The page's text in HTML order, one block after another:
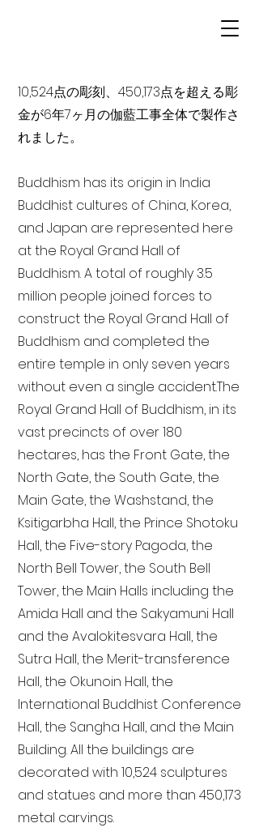
10,524点の彫刻、450,173点を超える彫
金が6年7ヶ月の伽藍工事全体で製作さ
れました。
Buddhism has its origin in India
Buddhist cultures of China, Korea,
and Japan are represented here
at the Royal Grand Hall of
Buddhism. A total of roughly 3.5
million people joined forces to
construct the Royal Grand Hall of
Buddhism and completed the
entire temple in only seven years
without even a single accident. The
Royal Grand Hall of Buddhism, in its
vast precincts of over 180
hectares, has the Front Gate, the
North Gate, the South Gate, the
Main Gate, the Washstand, the
Ksitigarbha Hall, the Prince Shotoku
Hall, the Five-story Pagoda, the
North Bell Tower, the South Bell
Tower, the Main Halls including the
Amida Hall and the Sakyamuni Hall
and the Avalokitesvara Hall, the
Sutra Hall, the Merit-transference
Hall, the Okunoin Hall, the
International Buddhist Conference
Hall, the Sangha Hall, and the Main
Building. All the buildings are
decorated with 10,524 sculptures
and statues and more than 450,173
metal carvings.